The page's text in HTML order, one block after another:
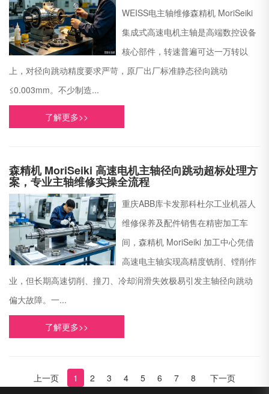
WEISS电主轴维修森精机 MoriSeiki
集成式高速电机主轴是高端数控设备
核心部件，转速普遍可达一万转以
上，对径向跳动精度要求严苛，原厂出厂标准静态径向跳动
≤0.003mm。不少制造...
了解更多>>
森精机 MoriSeiki 高速电机主轴径向跳动超标处理方
案，专业主轴维修实操全流程
重庆ABB库卡发那科杜尔工业机器人
维修保养及配件销售在精密加工车
间，森精机 MoriSeiki 加工中心凭借
高速电主轴实现高精度铣削、镗削作
业，但长期高速切削、撞刀、冷却润滑失效极易引发主轴径向跳动
偏大故障。一...
了解更多>>
上一页 1 2 3 4 5 6 7 8 下一页